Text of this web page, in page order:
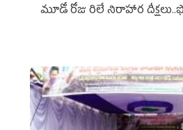
మూడో రోజు రిలే నిరాహార